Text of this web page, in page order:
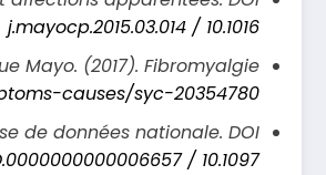
10.1016 / j.mayocp.2015.03.014
Mayo. (2017). Fibromyalgie.
causes/syc-20354780
de données nationale. DOI:
10.1097 / MD.0000000000006657